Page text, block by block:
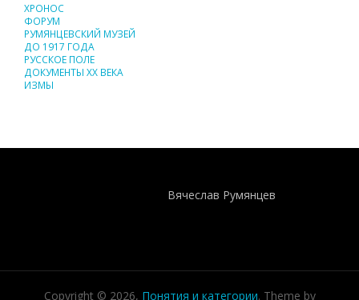
ХРОНОС
ФОРУМ
РУМЯНЦЕВСКИЙ МУЗЕЙ
ДО 1917 ГОДА
РУССКОЕ ПОЛЕ
ДОКУМЕНТЫ XX ВЕКА
ИЗМЫ
Вячеслав Румянцев
Copyright © 2026, Понятия и категории. Theme by